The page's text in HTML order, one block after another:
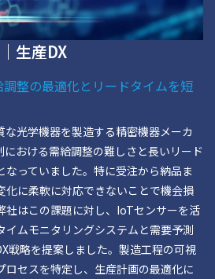
生産DX
整の最適化とリードタイムを短
な光学機器を製造する精密機器メーカ
おける需給調整の難しさと長いリード
なっていました。特に受注から納品ま
化に柔軟に対応できないことで機会損
社はこの課題に対し、IoTセンサーを活
イムモニタリングシステムと需要予測
戦略を提案しました。製造工程の可視
ロセスを特定し、生産計画の最適化に